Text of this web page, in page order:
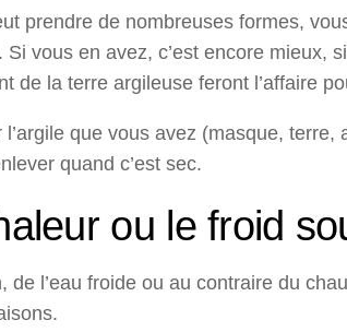
prendre de nombreuses formes,
Si vous en avez, c’est encore mieux,
de la terre argileuse feront l’affaire
l’argile que vous avez (masque,
quand c’est sec.
ou le froid
de l’eau froide ou au contraire du